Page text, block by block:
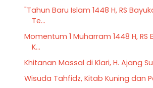
"Tahun Baru Islam 1448 H, RS
Te...
Momentum 1 Muharram 1448 H,
K...
Khitanan Massal di Klari, H. Ajang
Wisuda Tahfidz, Kitab Kuning dan